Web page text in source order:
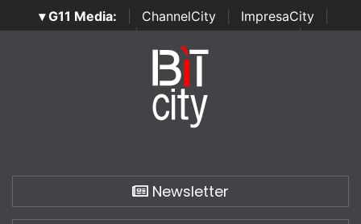
▾ G11 Media: ChannelCity ImpresaCity
SecurityOpenLab | Italian Channel Awards | Italian
Italian Security Awards
Newsletter